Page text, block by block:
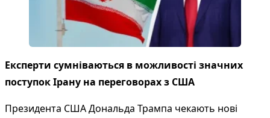
Експерти сумніваються в можливості значних
поступок Ірану на переговорах з США
Президента США Дональда Трампа чекають нові